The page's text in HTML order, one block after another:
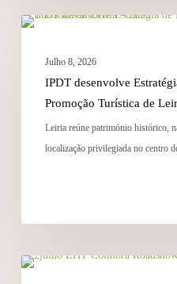
Julho 8, 2026
IPDT desenvolve
Promoção Turística de
Leiria reúne património histórico,
localização privilegiada no centro